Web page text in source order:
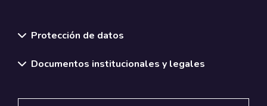
Protección de datos
Documentos institucionales y legales